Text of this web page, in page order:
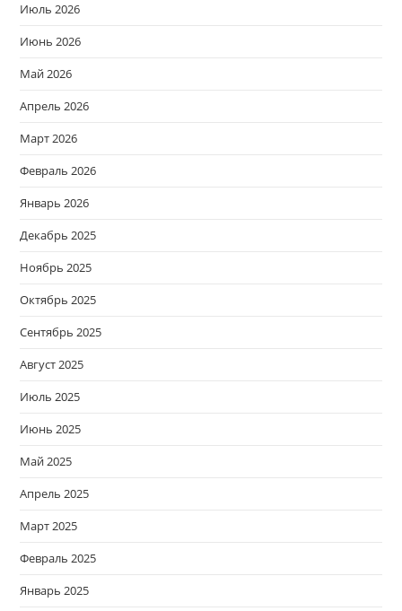
Июль 2026
Июнь 2026
Май 2026
Апрель 2026
Март 2026
Февраль 2026
Январь 2026
Декабрь 2025
Ноябрь 2025
Октябрь 2025
Сентябрь 2025
Август 2025
Июль 2025
Июнь 2025
Май 2025
Апрель 2025
Март 2025
Февраль 2025
Январь 2025